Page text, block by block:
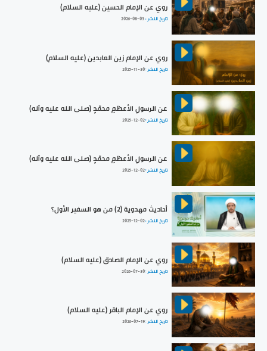
روي عن الإمام الحسين (عليه السلام)
تاريخ النشر :2026-08-03
روي عن الإمام زين العابدين (عليه السلام)
تاريخ النشر :2025-11-30
عن الرسولِ الأعظمِ محمّدٍ (صلى الله عليه وآله)
تاريخ النشر :2025-12-02
عن الرسولِ الأعظمِ محمّدٍ (صلى الله عليه وآله)
تاريخ النشر :2025-12-02
أحاديث مهدوية (2) من هو السفير الأول؟
تاريخ النشر :2025-12-02
روي عن الإمام الصادق (عليه السلام)
تاريخ النشر :2026-07-30
روي عن الإمام الباقر (عليه السلام)
تاريخ النشر :2026-07-19